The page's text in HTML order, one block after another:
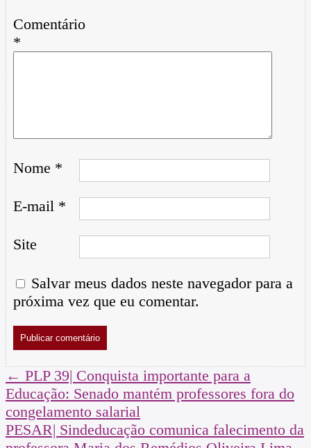
Comentário
*
Nome *
E-mail *
Site
Salvar meus dados neste navegador para a
próxima vez que eu comentar.
← PLP 39| Conquista importante para a
Educação: Senado mantém professores fora do
congelamento salarial
PESAR| Sindeducação comunica falecimento da